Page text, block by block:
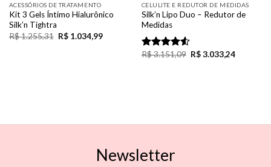
ACESSÓRIOS DE TRATAMENTO
Kit 3 Gels Íntimo Hialurônico
Silk’n Tightra
R$1.255,31 R$1.034,99
CELULITE E REDUTOR DE MEDIDAS
Silk’n Lipo Duo – Redutor de
Medidas
Rated
R$3.151,09 R$3.033,24
Newsletter